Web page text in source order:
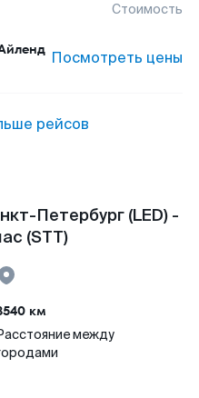
Стоимость
Посмотреть цены
рейсов
Петербург (LED) -
(STT)
км
между